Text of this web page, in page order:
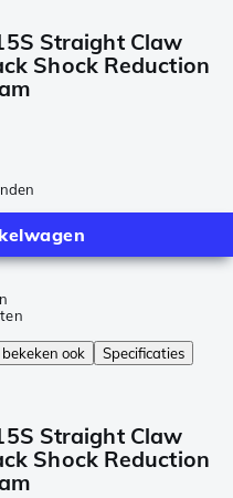
Straight Claw
Shock Reduction
ook
Specificaties
Straight Claw
Shock Reduction